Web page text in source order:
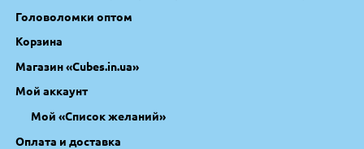
Головоломки оптом
Корзина
Магазин «Cubes.in.ua»
Мой аккаунт
Мой «Список желаний»
Оплата и доставка